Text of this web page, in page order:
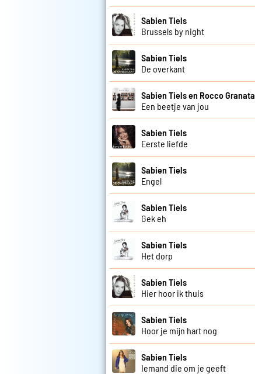
Sabien Tiels
Brussels by night
Sabien Tiels
De overkant
Sabien Tiels en Rocco Granata
Een beetje van jou
Sabien Tiels
Eerste liefde
Sabien Tiels
Engel
Sabien Tiels
Gek eh
Sabien Tiels
Het dorp
Sabien Tiels
Hier hoor ik thuis
Sabien Tiels
Hoor je mijn hart nog
Sabien Tiels
Iemand die om je geeft